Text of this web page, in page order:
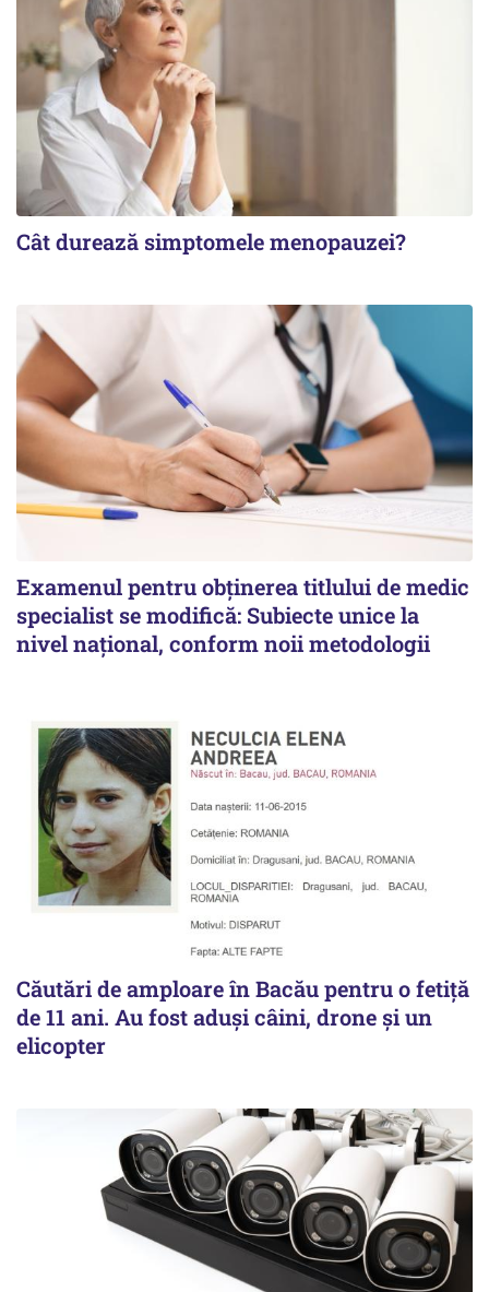
Cât durează simptomele menopauzei?
Examenul pentru obținerea titlului de medic
specialist se modifică: Subiecte unice la
nivel național, conform noii metodologii
Căutări de amploare în Bacău pentru o fetiță
de 11 ani. Au fost aduși câini, drone și un
elicopter